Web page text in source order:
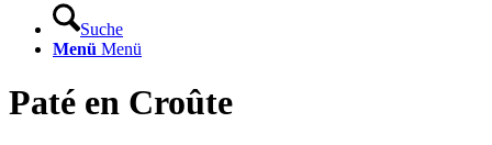
Suche
Menü Menü
Paté en Croûte